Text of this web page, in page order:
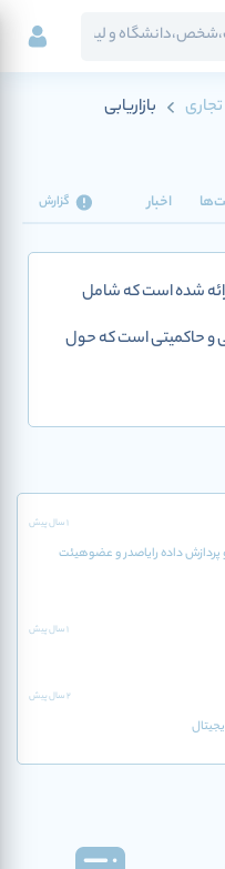
تجاری بازاریابی
اخبار گزارش
شده است که شامل
و حاکمیتی است که حول
1 سال پیش
داده رایاصدر و عضوهیئت
1 سال پیش
2 سال پیش